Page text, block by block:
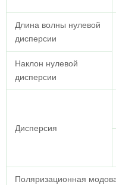
Длина волны нулевой
дисперсии
Наклон нулевой
дисперсии
Дисперсия
Поляризационная